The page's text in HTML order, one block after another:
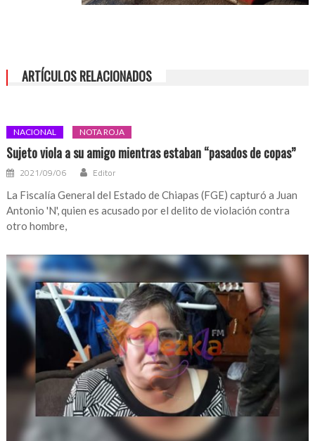
ARTÍCULOS RELACIONADOS
NACIONAL NOTA ROJA
Sujeto viola a su amigo mientras estaban “pasados de copas”
2021/09/06 Editor
La Fiscalía General del Estado de Chiapas (FGE) capturó a Juan
Antonio 'N', quien es acusado por el delito de violación contra
otro hombre,